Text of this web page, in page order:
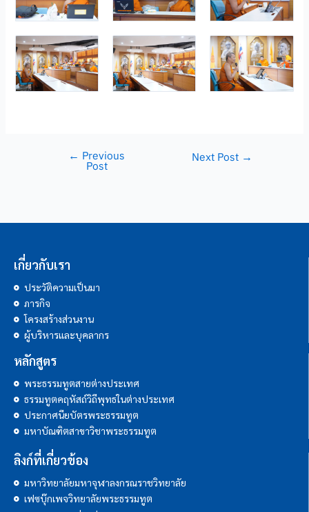
← Previous
Post
Next Post →
เกี่ยวกับเรา
ประวัติความเป็นมา
ภารกิจ
โครงสร้างส่วนงาน
ผู้บริหารและบุคลากร
หลักสูตร
พระธรรมทูตสายต่างประเทศ
ธรรมทูตคฤหัสถ์วิถีพุทธในต่างประเทศ
ประกาศนียบัตรพระธรรมทูต
มหาบัณฑิตสาขาวิชาพระธรรมทูต
ลิงก์ที่เกี่ยวข้อง
มหาวิทยาลัยมหาจุฬาลงกรณราชวิทยาลัย
เฟซบุ๊กเพจวิทยาลัยพระธรรมทูต